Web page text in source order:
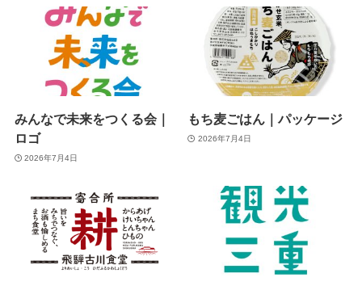
みんなで未来をつくる会｜
ロゴ
2026年7月4日
もち麦ごはん｜パッケージ
2026年7月4日